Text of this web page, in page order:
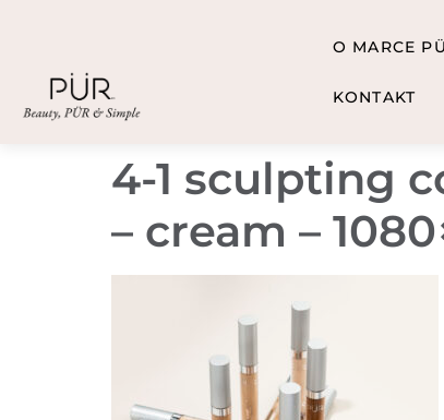
O MARCE
KONTAKT
4-1 sculpting
– cream –